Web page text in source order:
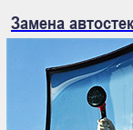
Замена